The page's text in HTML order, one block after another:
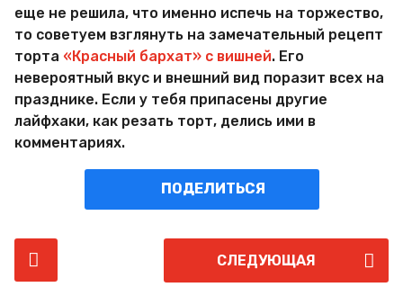
еще не решила, что именно испечь на торжество,
то советуем взглянуть на замечательный рецепт
торта «Красный бархат» с вишней. Его
невероятный вкус и внешний вид поразит всех на
празднике. Если у тебя припасены другие
лайфхаки, как резать торт, делись ими в
комментариях.
ПОДЕЛИТЬСЯ
o
СЛЕДУЮЩАЯ